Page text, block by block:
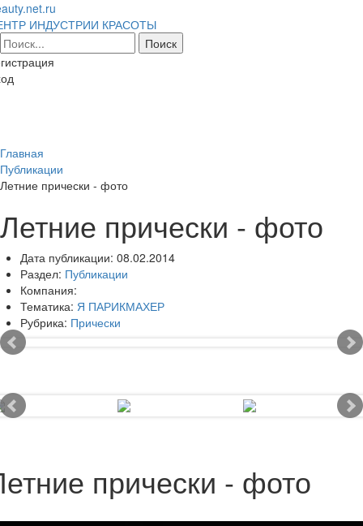
ИНДУСТРИИ КРАСОТЫ
Главная
Публикации
Летние прически - фото
Летние прически - фото
Дата публикации: 08.02.2014
Раздел: Публикации
Компания:
Тематика: Я ПАРИКМАХЕР
Рубрика: Прически
прически - фото